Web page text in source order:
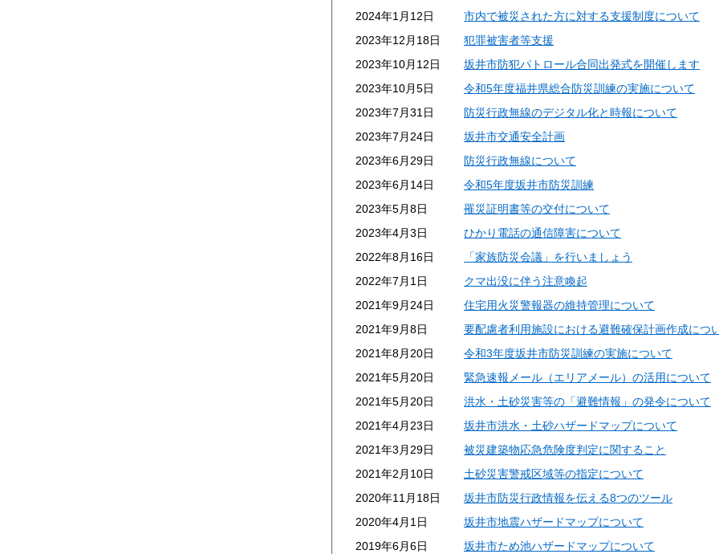
2024年1月12日
市内で被災された方に対する支援制度について
2023年12月18日
犯罪被害者等支援
2023年10月12日
坂井市防犯パトロール合同出発式を開催します
2023年10月5日
令和5年度福井県総合防災訓練の実施について
2023年7月31日
防災行政無線のデジタル化と時報について
2023年7月24日
坂井市交通安全計画
2023年6月29日
防災行政無線について
2023年6月14日
令和5年度坂井市防災訓練
2023年5月8日
罹災証明書等の交付について
2023年4月3日
ひかり電話の通信障害について
2022年8月16日
「家族防災会議」を行いましょう
2022年7月1日
クマ出没に伴う注意喚起
2021年9月24日
住宅用火災警報器の維持管理について
2021年9月8日
要配慮者利用施設における避難確保計画作成につ
2021年8月20日
令和3年度坂井市防災訓練の実施について
2021年5月20日
緊急速報メール（エリアメール）の活用について
2021年5月20日
洪水・土砂災害等の「避難情報」の発令について
2021年4月23日
坂井市洪水・土砂ハザードマップについて
2021年3月29日
被災建築物応急危険度判定に関すること
2021年2月10日
土砂災害警戒区域等の指定について
2020年11月18日
坂井市防災行政情報を伝える8つのツール
2020年4月1日
坂井市地震ハザードマップについて
2019年6月6日
坂井市ため池ハザードマップについて